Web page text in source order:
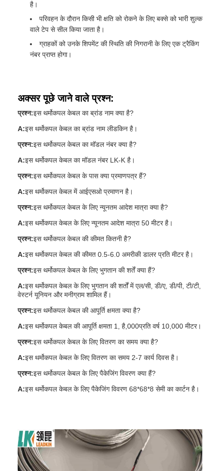
है।
परिवहन के दौरान किसी भी क्षति को रोकने के लिए बक्से को भारी शुल्क
वाले टेप से सील किया जाता है।
ग्राहकों को उनके शिपमेंट की स्थिति की निगरानी के लिए एक ट्रैकिंग
नंबर प्राप्त होगा।
अक्सर पूछे जाने वाले प्रश्न:
प्रश्न:इस थर्मोकपल केबल का ब्रांड नाम क्या है?
A:इस थर्मोकपल केबल का ब्रांड नाम लीडकिन है।
प्रश्न:इस थर्मोकपल केबल का मॉडल नंबर क्या है?
A:इस थर्मोकपल केबल का मॉडल नंबर LK-K है।
प्रश्न:इस थर्मोकपल केबल के पास क्या प्रमाणपत्र हैं?
A:इस थर्मोकपल केबल में आईएसओ प्रमाणन है।
प्रश्न:इस थर्मोकपल केबल के लिए न्यूनतम आदेश मात्रा क्या है?
A:इस थर्मोकपल केबल के लिए न्यूनतम आदेश मात्रा 50 मीटर है।
प्रश्न:इस थर्मोकपल केबल की कीमत कितनी है?
A:इस थर्मोकपल केबल की कीमत 0.5-6.0 अमरीकी डालर प्रति मीटर है।
प्रश्न:इस थर्मोकपल केबल के लिए भुगतान की शर्तें क्या हैं?
A:इस थर्मोकपल केबल के लिए भुगतान की शर्तों में एल/सी, डी/ए, डी/पी, टी/टी,
वेस्टर्न यूनियन और मनीग्राम शामिल हैं।
प्रश्न:इस थर्मोकपल केबल की आपूर्ति क्षमता क्या है?
A:इस थर्मोकपल केबल की आपूर्ति क्षमता 1, है,000प्रति वर्ष 10,000 मीटर।
प्रश्न:इस थर्मोकपल केबल के लिए वितरण का समय क्या है?
A:इस थर्मोकपल केबल के लिए वितरण का समय 2-7 कार्य दिवस है।
प्रश्न:इस थर्मोकपल केबल के लिए पैकेजिंग विवरण क्या हैं?
A:इस थर्मोकपल केबल के लिए पैकेजिंग विवरण 68*68*8 सेमी का कार्टन है।